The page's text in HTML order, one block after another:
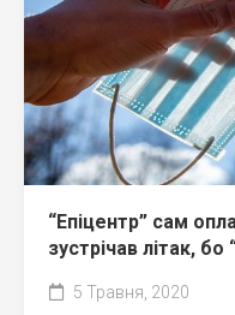
“Епіцентр” сам
зустрічав літак,
5 Травня, 2020